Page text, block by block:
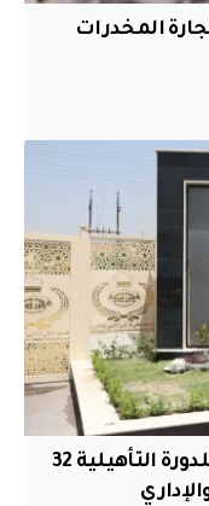
المخدرات
الداخلية تعلن فتح باب التقديم للدورة التأهيلية 32